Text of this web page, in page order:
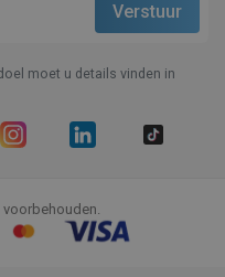
moet u details vinden in